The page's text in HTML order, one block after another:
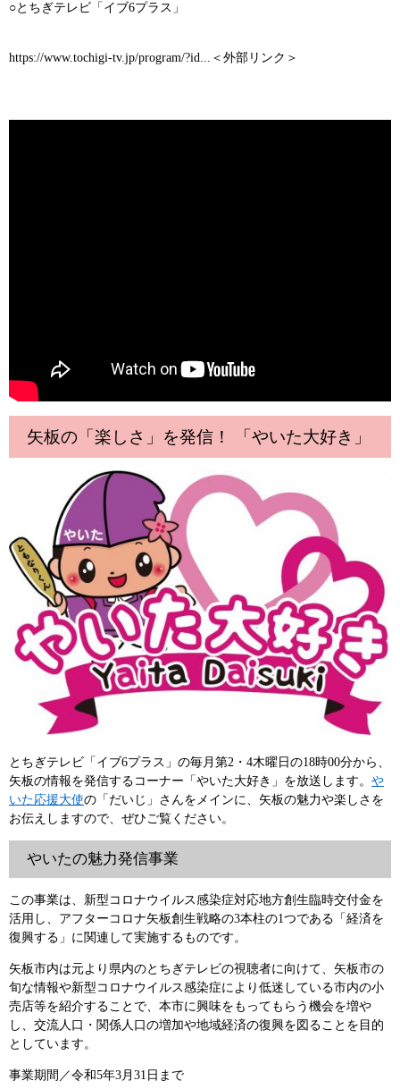
○とちぎテレビ「イブ6プラス」
https://www.tochigi-tv.jp/program/?id...＜外部リンク＞
矢板の「楽しさ」を発信！ 「やいた大好き」
とちぎテレビ「イブ6プラス」の毎月第2・4木曜日の18時00分から、
矢板の情報を発信するコーナー「やいた大好き」を放送します。 や
いた応援大使の「だいじ」さんをメインに、矢板の魅力や楽しさを
お伝えしますので、ぜひご覧ください。
やいたの魅力発信事業
この事業は、新型コロナウイルス感染症対応地方創生臨時交付金を
活用し、アフターコロナ矢板創生戦略の3本柱の1つである「経済を
復興する」に関連して実施するものです。
矢板市内は元より県内のとちぎテレビの視聴者に向けて、矢板市の
旬な情報や新型コロナウイルス感染症により低迷している市内の小
売店等を紹介することで、本市に興味をもってもらう機会を増や
し、交流人口・関係人口の増加や地域経済の復興を図ることを目的
としています。
事業期間／令和5年3月31日まで